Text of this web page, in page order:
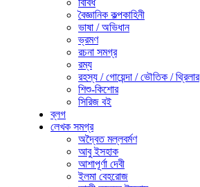
বৈজ্ঞানিক কল্পকাহিনী
ভাষা / অভিধান
ভ্রমণ
রচনা সমগ্র
রম্য
রহস্য / গোয়েন্দা / ভৌতিক / থ্রিলার
শিশু-কিশোর
সিরিজ বই
ব্লগ
লেখক সমগ্র
অদ্বৈত মল্লবর্মণ
আবু ইসহাক
আশাপূর্ণা দেবী
ইলমা বেহরোজ